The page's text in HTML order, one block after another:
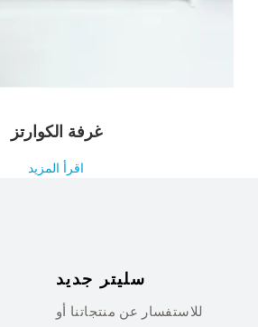
غرفة الكوارتز
اقرأ المزيد
سليتر جديد
للاستفسار عن منتجاتنا أو